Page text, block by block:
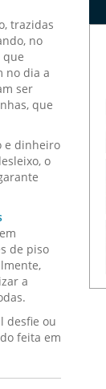
trazidas
no
que
no dia a
ser
que
e dinheiro
o
de piso
a
desfie ou
feita em